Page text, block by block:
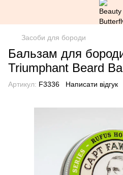
Засоби для бороди
Бальзам для
Triumphant Beard
Артикул: F3336 Написати відгук